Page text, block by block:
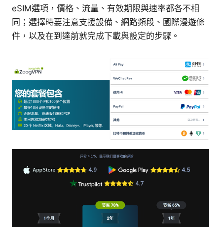
eSIM選項，價格、流量、有效期限與速率都各不相
同；選擇時要注意支援設備、網路頻段、國際漫遊條
件，以及在到達前就完成下載與設定的步驟。